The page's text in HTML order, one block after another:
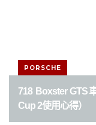
PORSCHE
718 Boxster GTS
Cup 2使用心得）